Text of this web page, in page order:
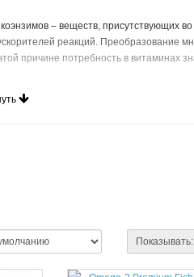
– веществ, присутствующих во
реакций. Преобразование
причине потребность в витаминах
спортом:
влияет на нормальное
действием;
и повышает количество
Показывать: